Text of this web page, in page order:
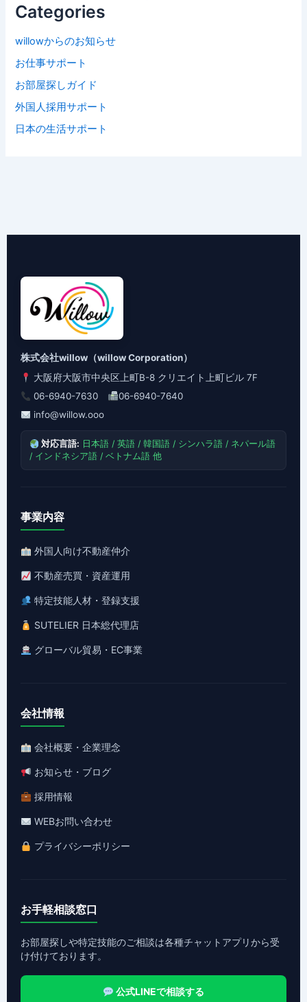
Categories
willowからのお知らせ
お仕事サポート
お部屋探しガイド
外国人採用サポート
日本の生活サポート
株式会社willow（willow Corporation）
大阪府大阪市中央区上町B-8 クリエイト上町ビル 7F
06-6940-7630
06-6940-7640
info@willow.ooo
対応言語: 日本語 / 英語 / 韓国語 / シンハラ語 / ネパール語
/ インドネシア語 / ベトナム語 他
事業内容
外国人向け不動産仲介
不動産売買・資産運用
特定技能人材・登録支援
SUTELIER 日本総代理店
グローバル貿易・EC事業
会社情報
会社概要・企業理念
お知らせ・ブログ
採用情報
WEBお問い合わせ
プライバシーポリシー
お手軽相談窓口
お部屋探しや特定技能のご相談は各種チャットアプリから受
け付けております。
公式LINEで相談する